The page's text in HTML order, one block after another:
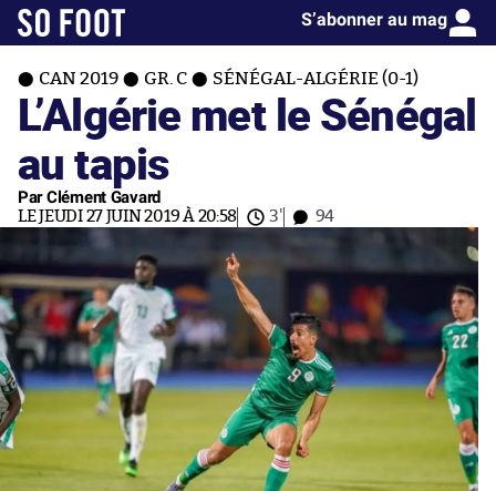
S’abonner au mag
CAN 2019 GR. C SÉNÉGAL-ALGÉRIE (0-1)
L’Algérie met le Sénégal
au tapis
Par Clément Gavard
LE JEUDI 27 JUIN 2019 À 20:58 3' 94